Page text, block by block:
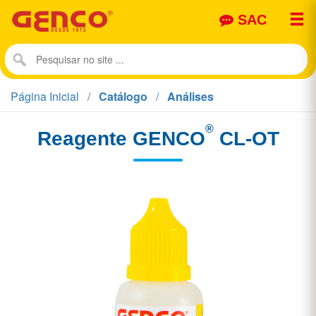

SAC
Página Inicial Catálogo Análises
Reagente GENCO® CL-OT